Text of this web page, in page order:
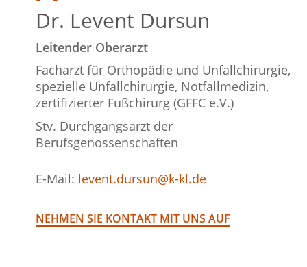
Dr. Levent Dursun
Leitender Oberarzt
Facharzt für Orthopädie und Unfallchirurgie,
spezielle Unfallchirurgie, Notfallmedizin,
zertifizierter Fußchirurg (GFFC e.V.)
Stv. Durchgangsarzt der
Berufsgenossenschaften
E-Mail: levent.dursun@k-kl.de
NEHMEN SIE KONTAKT MIT UNS AUF